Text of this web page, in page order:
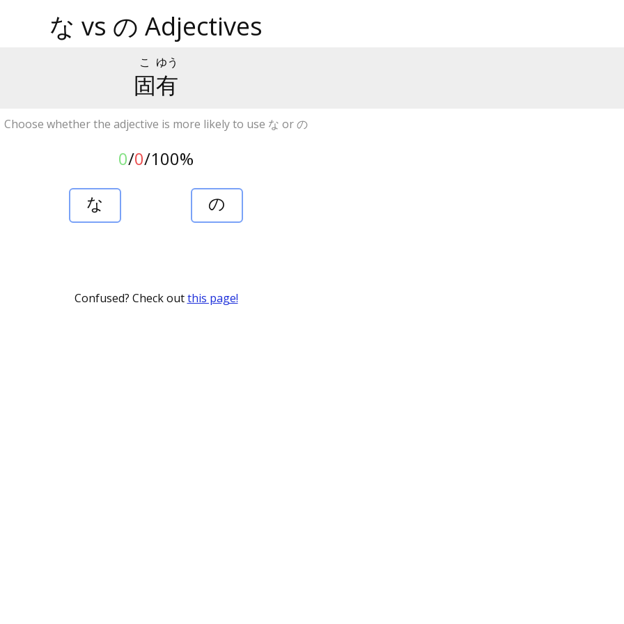
な vs の Adjectives
固
こ
有
ゆう
Choose whether the adjective is more likely to use な or の
0/0/100%
な の
Confused? Check outthis page!